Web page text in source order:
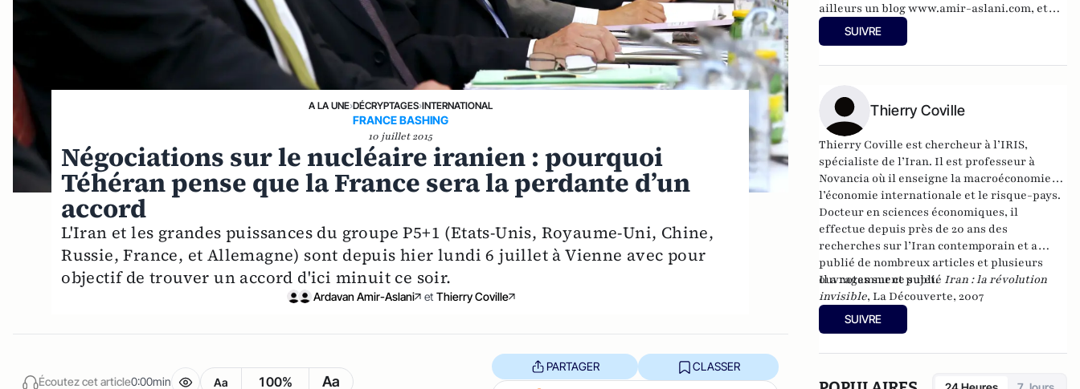
A LA UNE›DÉCRYPTAGES›INTERNATIONAL
FRANCE BASHING
10 juillet 2015
Négociations sur le nucléaire iranien : pourquoi
Téhéran pense que la France sera la perdante d’un
accord
L'Iran et les grandes puissances du groupe P5+1 (Etats-Unis, Royaume-Uni, Chine,
Russie, France, et Allemagne) sont depuis hier lundi 6 juillet à Vienne avec pour
objectif de trouver un accord d'ici minuit ce soir.
Ardavan Amir-Aslani et Thierry Coville
Écoutez cet article0:00min Aa 100% Aa
PARTAGER CLASSER
ailleurs un blogwww.amir-aslani.com, et
alimente régulièrement son compte Twitter:
@a_amir_aslani.
SUIVRE
Thierry Coville
Thierry Coville est chercheur à l’IRIS,
spécialiste de l’Iran. Il est professeur à
Novancia où il enseigne la macroéconomie,
l’économie internationale et le risque-pays.
Docteur en sciences économiques, il
effectue depuis près de 20 ans des
recherches sur l’Iran contemporain et a
publié de nombreux articles et plusieurs
ouvrages sur ce sujet.
Il a notamment publié Iran : la révolution
invisible, La Découverte, 2007
SUIVRE